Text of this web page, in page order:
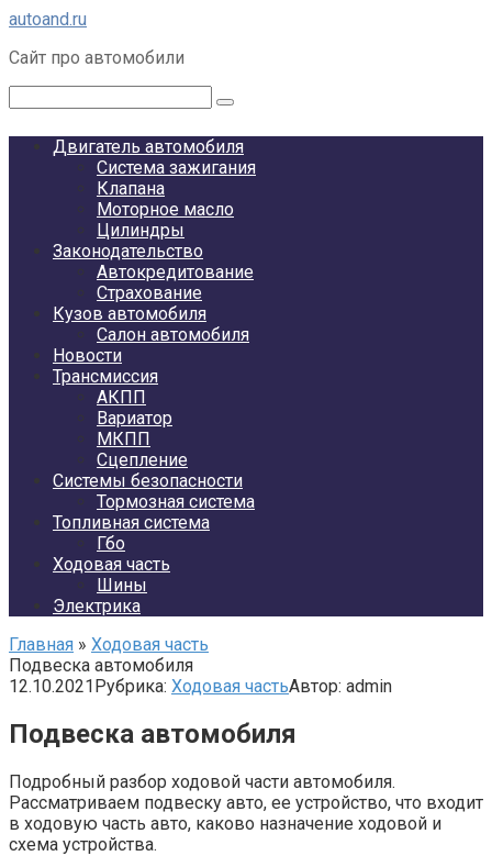
Перейти
контенту
autoand.ru
Сайт про автомобили
Двигатель автомобиля
Система зажигания
Клапана
Моторное масло
Цилиндры
Законодательство
Автокредитование
Страхование
Кузов автомобиля
Салон автомобиля
Новости
Трансмиссия
АКПП
Вариатор
МКПП
Сцепление
Системы безопасности
Тормозная система
Топливная система
Гбо
Ходовая часть
Шины
Электрика
Главная » Ходовая часть
Подвеска автомобиля
12.10.2021Рубрика: Ходовая частьАвтор: admin
Подвеска автомобиля
Подробный разбор ходовой части автомобиля.
Рассматриваем подвеску авто, ее устройство, что входит
в ходовую часть авто, каково назначение ходовой и
схема устройства.